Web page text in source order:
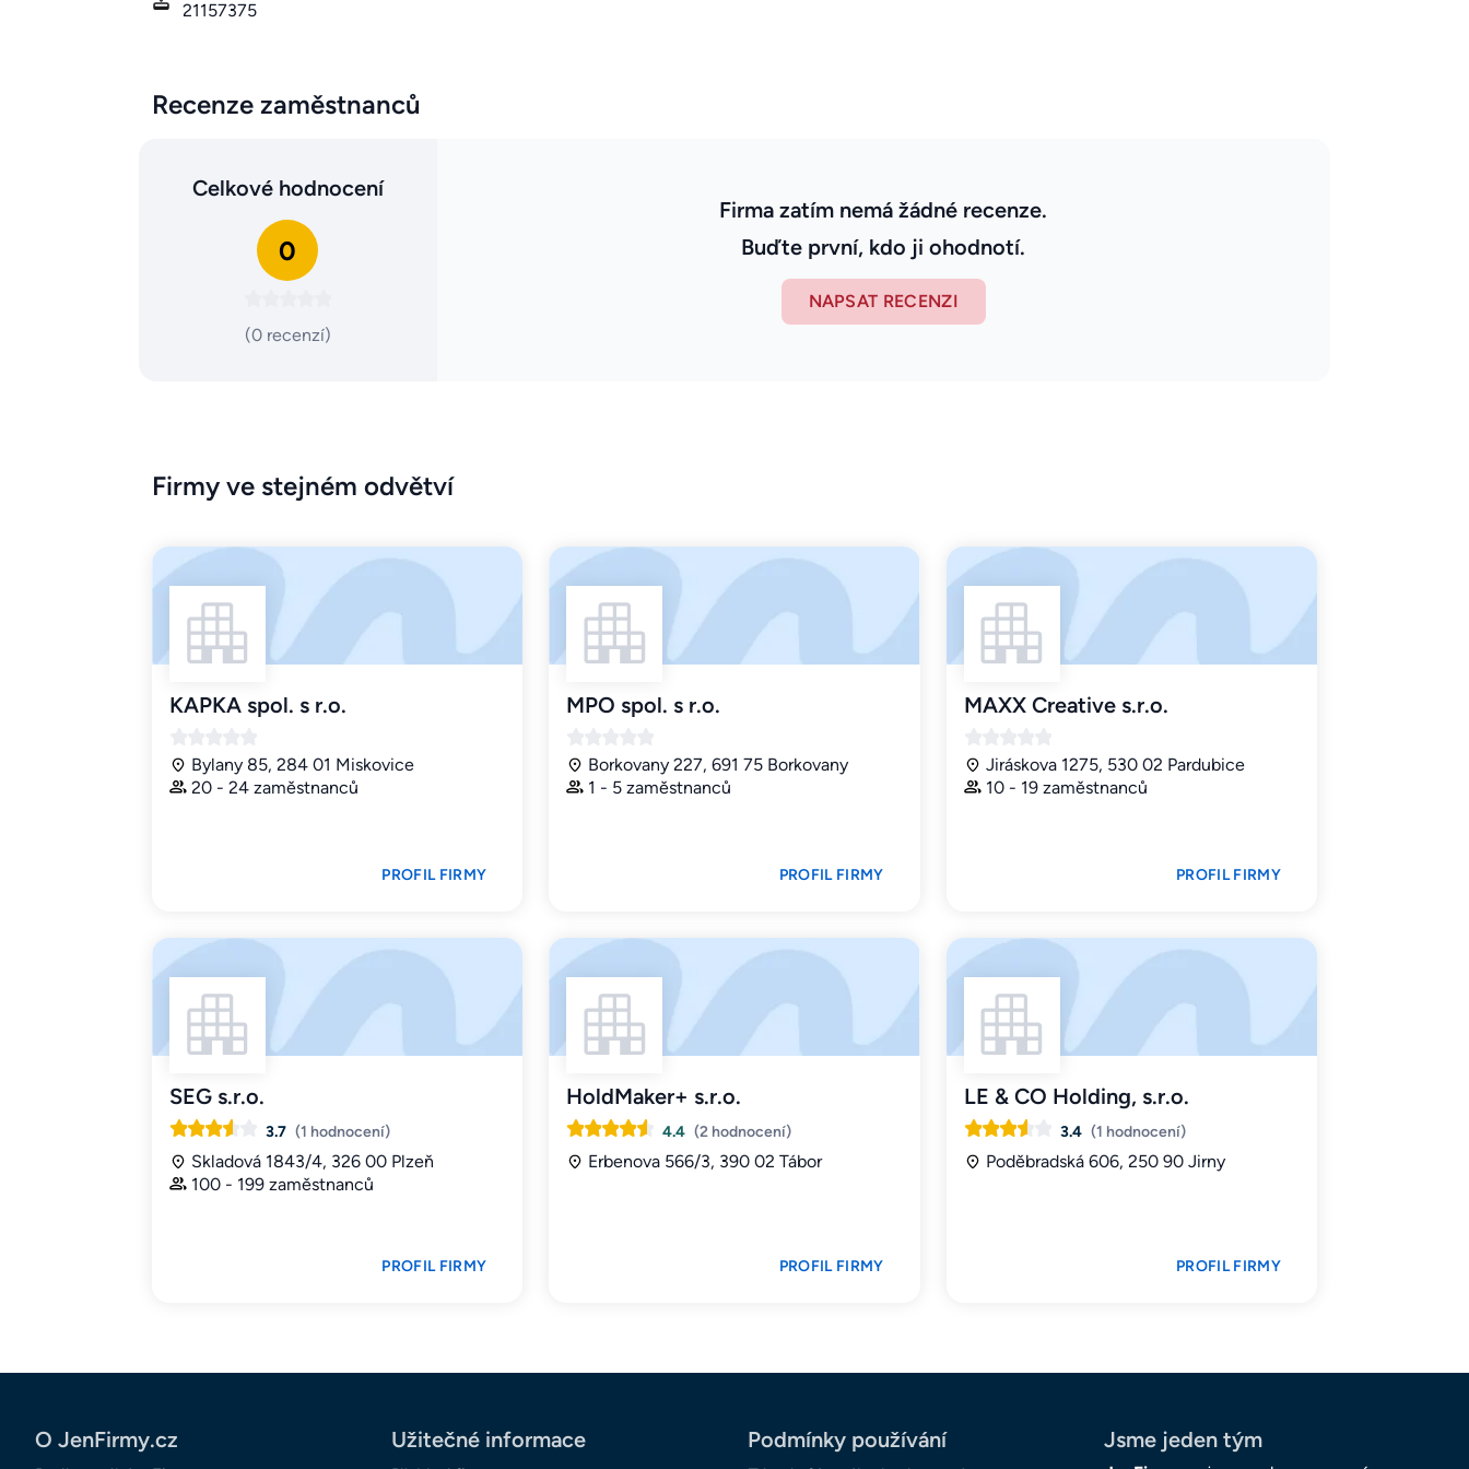
21157375
Recenze zaměstnanců
Celkové hodnocení
0
(0 recenzí)
Firma zatím nemá žádné recenze.
Buďte první, kdo ji ohodnotí.
NAPSAT RECENZI
Firmy ve stejném odvětví
KAPKA spol. s r.o.
Bylany 85, 284 01 Miskovice
20 - 24 zaměstnanců
PROFIL FIRMY
MPO spol. s r.o.
Borkovany 227, 691 75 Borkovany
1 - 5 zaměstnanců
PROFIL FIRMY
MAXX Creative s.r.o.
Jiráskova 1275, 530 02 Pardubice
10 - 19 zaměstnanců
PROFIL FIRMY
SEG s.r.o.
3.7 (1 hodnocení)
Skladová 1843/4, 326 00 Plzeň
100 - 199 zaměstnanců
PROFIL FIRMY
HoldMaker+ s.r.o.
4.4 (2 hodnocení)
Erbenova 566/3, 390 02 Tábor
PROFIL FIRMY
LE & CO Holding, s.r.o.
3.4 (1 hodnocení)
Poděbradská 606, 250 90 Jirny
PROFIL FIRMY
O JenFirmy.cz Užitečné informace Podmínky používání Jsme jeden tým